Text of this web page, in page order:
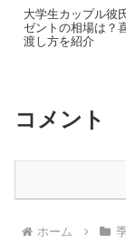
大学生カップル彼
ゼントの相場は？
渡し方を紹介
コメント
ホーム